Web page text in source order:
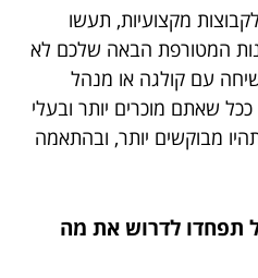
מקצועיות, תעשו
המטורפת הבאה שלכם לא
עם קולגה או מנהל
שאתם מוכרים יותר ובעלי
מבוקשים יותר, ובהתאמה
תפחדו לדרוש את מה